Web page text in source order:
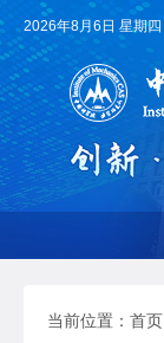
2026年8月6日 星期四
当前位置： 首页